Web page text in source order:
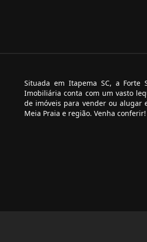
Situada em Itapema SC, a Forte
Imobiliária conta com um vasto
de imóveis para vender ou alugar
Meia Praia e região. Venha conferir!